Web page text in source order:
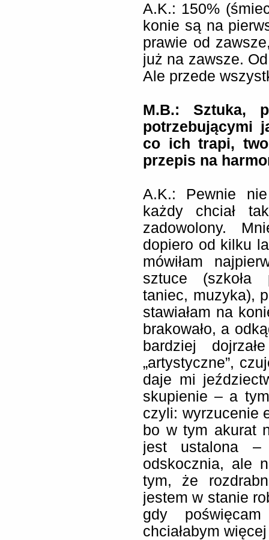
A.K.: 150%
konie są na
prawie od
już na zawsze.
Ale przede
M.B.: Sztuka,
potrzebującymi
co ich trapi,
przepis na
A.K.: Pewnie
każdy chciał
zadowolony.
dopiero od kilku
mówiłam
sztuce (szkoła
taniec, muzyka),
stawiałam na
brakowało, a
bardziej
„artystyczne”,
daje mi
skupienie – a
czyli: wyrzucenie
bo w tym akurat
jest ustalona
odskocznia, ale
tym, że
jestem w stanie
gdy
chciałabym